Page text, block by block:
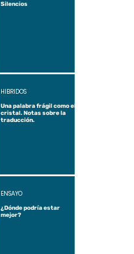
Silencios
Una palabra frágil como el
cristal. Notas sobre la
traducción.
HÍBRIDOS
¿Dónde podría estar
mejor?
ENSAYO